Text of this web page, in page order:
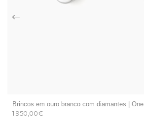
Brincos em ouro branco com diamantes | One
1.950,00€